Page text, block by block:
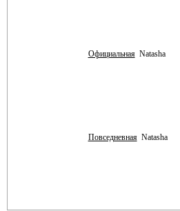
Официальная Natasha
Повседневная Natasha